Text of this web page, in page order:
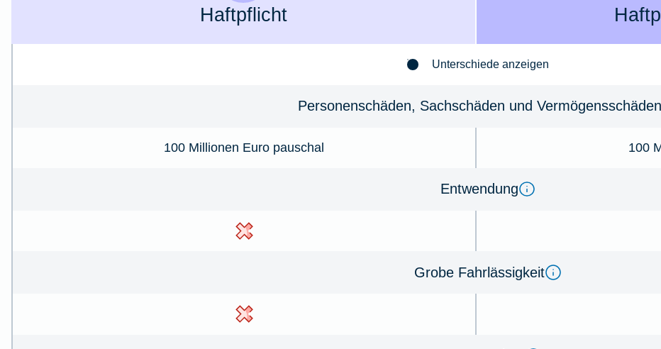
Haft­pflicht
Unterschiede anzeigen
Per­so­nenschäden, Sachschäden und Ver­mögens­schä­den
100 Millionen Euro pauschal 100
Ent­wen­dung
Gro­be Fahr­lässig­keit